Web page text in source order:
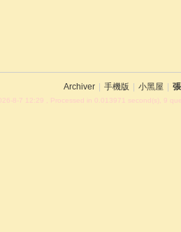
Archiver 手機版 小黑屋
8-7 12:29 , Processed in 0.013971 second(s), 9